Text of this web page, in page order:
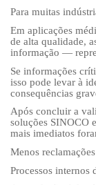
Para muitas
Em aplicações
de alta qualidade,
informação —
Se informações
isso pode levar à
consequências
Após concluir a
soluções SINOCO
mais imediatos
Menos
Processos internos